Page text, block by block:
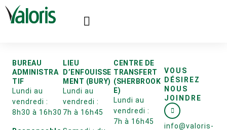
BUREAU
ADMINISTRA
TIF
Lundi au
vendredi :
8h30 à 16h30
LIEU
D’ENFOUISSE
MENT (BURY)
Lundi au
vendredi :
7h à 16h45
CENTRE DE
TRANSFERT
(SHERBROOK
E)
Lundi au
vendredi :
7h à 16h45
VOUS
DÉSIREZ
NOUS
JOINDRE
info@valoris-